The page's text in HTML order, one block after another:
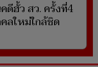
ดีฮั้ว สว. ครั้งที่4
ลใหม่ใกล้ชิด